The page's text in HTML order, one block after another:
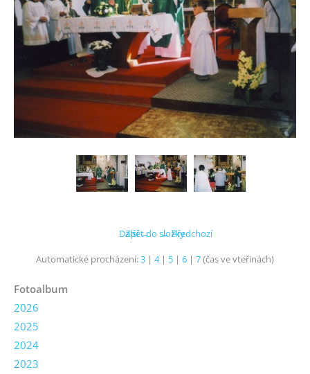
← Předchozí
Další →
Zpět do složky
Automatické procházení:3 | 4| 5 | 6 | 7(čas ve vteřinách)
Fotoalbum
2026
2025
2024
2023